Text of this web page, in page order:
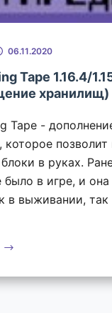
06.11.2020
Tape 1.16.4/
хранилищ)
Tape -
позволит
в руках.
было в игре, и она
в выживании, так